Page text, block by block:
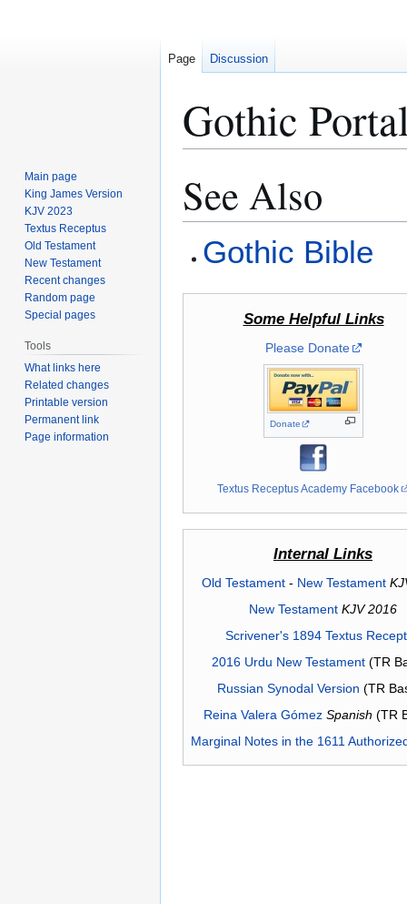
Gothic
to
to
See Also
Gothic Bible
Some Helpful Links
Please Donate
Donate
Textus Receptus Academy Facebook
Internal Links
Old Testament- New Testament
New Testament KJV 2016
Scrivener's 1894 Textus
2016 Urdu New Testament(TR
Russian Synodal Version (TR
Reina Valera Gómez Spanish (TR
Marginal Notes in the 1611
Page Discussion
Main page
King James Version
KJV 2023
Textus Receptus
Old Testament
New Testament
Recent changes
Random page
Special pages
Tools
What links here
Related changes
Printable version
Permanent link
Page information